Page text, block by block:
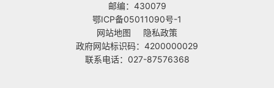
邮编：430079
鄂ICP备05011090号-1
网站地图
隐私政策
政府网站标识码：4200000029
联系电话：027-87576368